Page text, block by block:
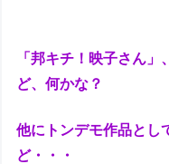
「邦キチ！映子さん
ど、何かな？
他にトンデモ作品とし
ど・・・